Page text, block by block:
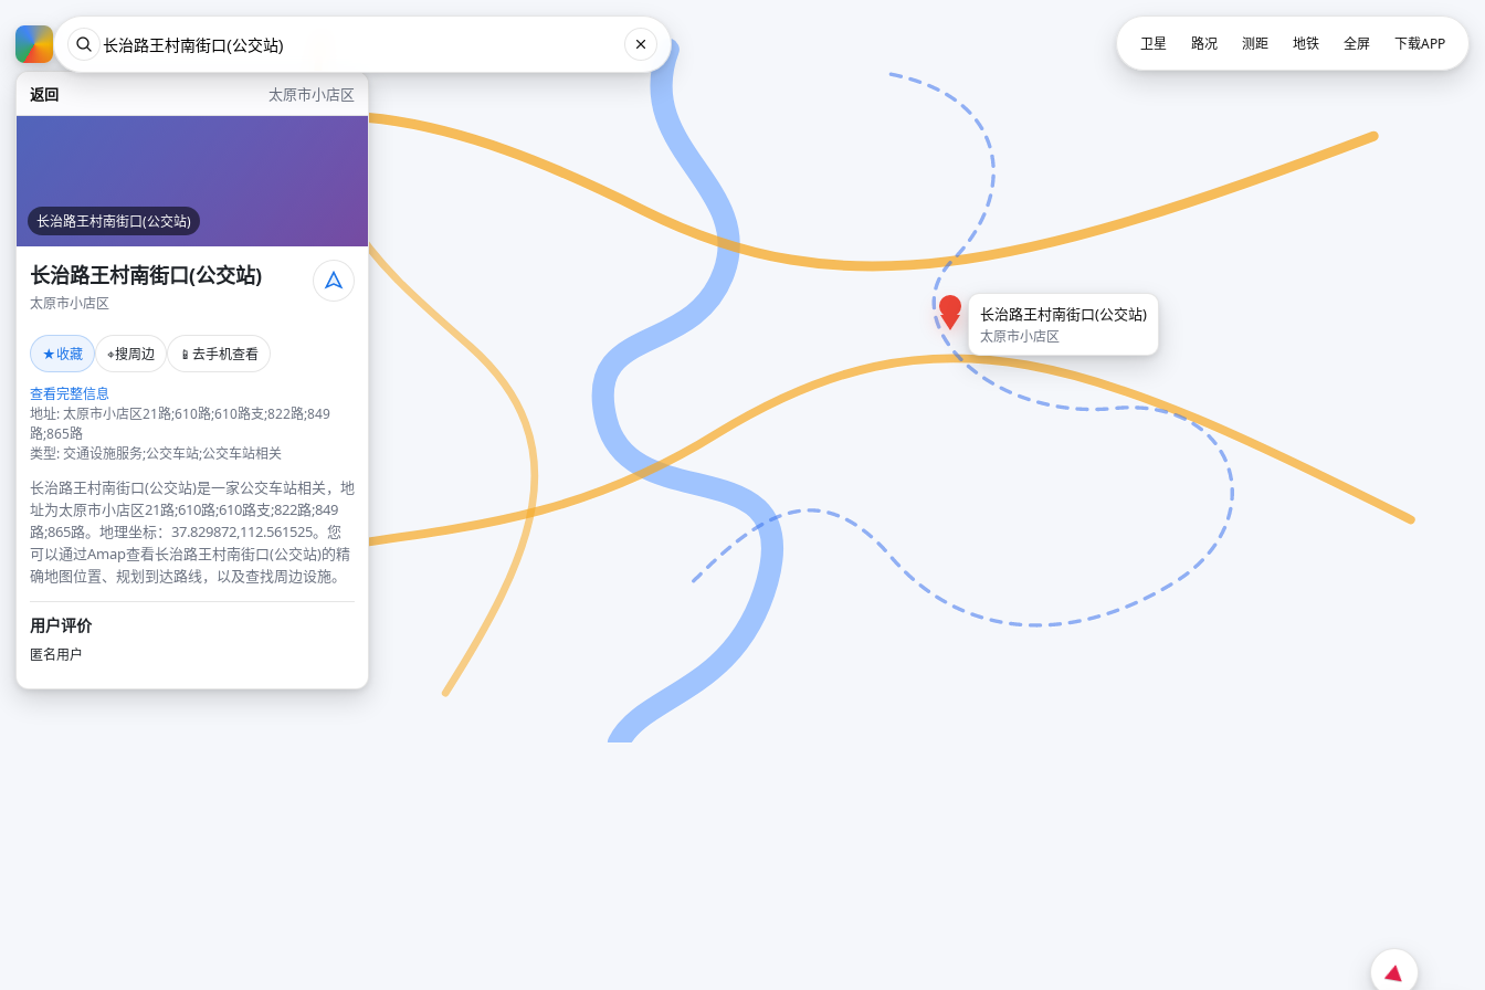
返回 太原市小店区
长治路王村南街口(公交站)
长治路王村南街口(公交站)
太原市小店区
★收藏 ⌖搜周边 📱 去手机查看
查看完整信息
地址: 太原市小店区21路;610路;610路支;822路;849
路;865路
类型: 交通设施服务;公交车站;公交车站相关
长治路王村南街口(公交站)是一家公交车站相关，地
址为太原市小店区21路;610路;610路支;822路;849
路;865路。地理坐标：37.829872,112.561525。您
可以通过Amap查看长治路王村南街口(公交站)的精
确地图位置、规划到达路线，以及查找周边设施。
用户评价
匿名用户
长治路王村南街口(公交站)
太原市小店区
卫星 路况 测距 地铁 全屏 下载APP